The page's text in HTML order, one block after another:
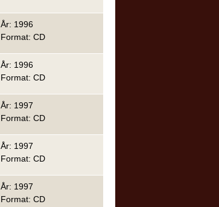
År: 1996
Format: CD
År: 1996
Format: CD
År: 1997
Format: CD
År: 1997
Format: CD
År: 1997
Format: CD